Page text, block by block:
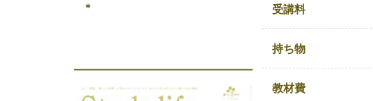
*
受講料
持ち物
教材費